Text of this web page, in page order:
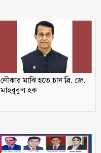
নৌকার মাঝি হতে চান ব্রি. জে.
মাহবুবুল হক